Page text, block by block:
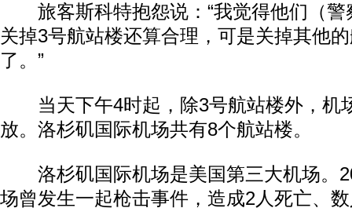
旅客斯科特抱怨说：“我觉得他们（警
关掉3号航站楼还算合理，可是关掉其他
了。”
当天下午4时起，除3号航站楼外，机
放。洛杉矶国际机场共有8个航站楼。
洛杉矶国际机场是美国第三大机场。
场曾发生一起枪击事件，造成2人死亡、